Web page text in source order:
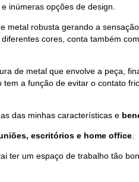
inúmeras opções de design.
metal robusta gerando a
cores, conta também
de metal que envolve a peça,
a função de evitar o contato
das minhas características e
escritórios e home office
ter um espaço de trabalho tão